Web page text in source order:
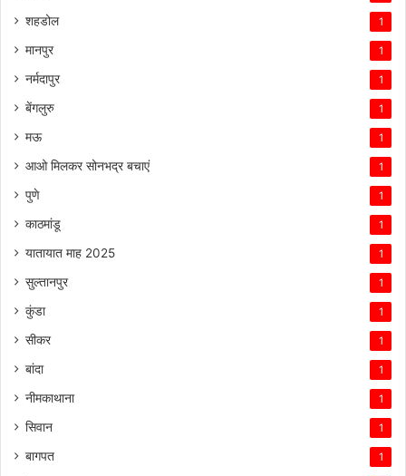
शहडोल 1
मानपुर 1
नर्मदापुर 1
बेंगलुरु 1
मऊ 1
आओ मिलकर सोनभद्र बचाएं 1
पुणे 1
काठमांडू 1
यातायात माह 2025 1
सुल्तानपुर 1
कुंडा 1
सीकर 1
बांदा 1
नीमकाथाना 1
सिवान 1
बागपत 1